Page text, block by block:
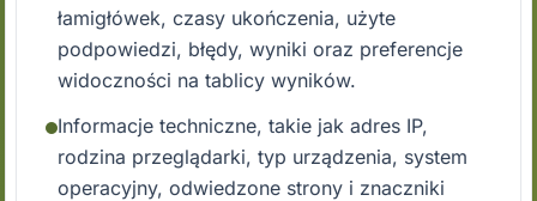
łamigłówek, czasy ukończenia, użyte
podpowiedzi, błędy, wyniki oraz preferencje
widoczności na tablicy wyników.
Informacje techniczne, takie jak adres IP,
rodzina przeglądarki, typ urządzenia, system
operacyjny, odwiedzone strony i znaczniki